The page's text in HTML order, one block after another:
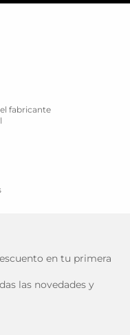
fabricante
en tu primera
las novedades y